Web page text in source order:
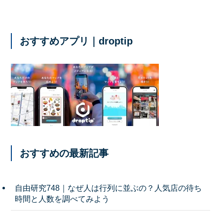
おすすめアプリ｜droptip
おすすめの最新記事
自由研究748｜なぜ人は行列に並ぶの？人気店の待ち
時間と人数を調べてみよう